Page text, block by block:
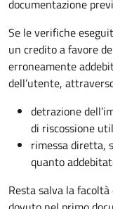
documentazione
Se le verifiche
un credito a favore
erroneamente
dell’utente,
detrazione
di riscossione
rimessa diretta,
quanto
Resta salva la